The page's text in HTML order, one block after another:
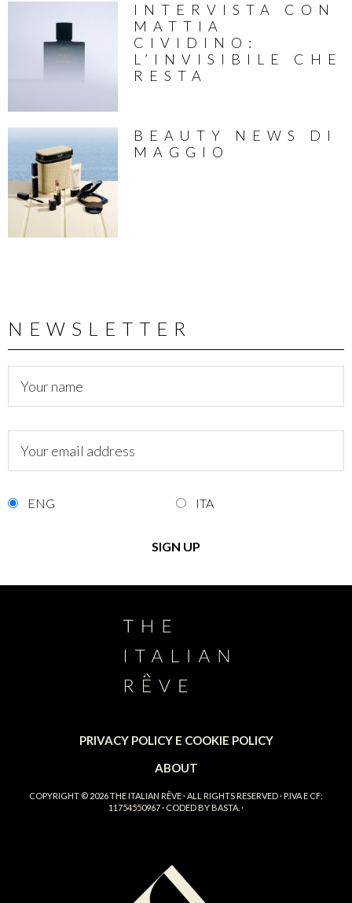
INTERVISTA CON
MATTIA
CIVIDINO:
L’INVISIBILE CHE
RESTA
BEAUTY NEWS DI
MAGGIO
NEWSLETTER
ENG ITA
PRIVACY POLICY E COOKIE POLICY
ABOUT
COPYRIGHT © 2026THE ITALIAN RÊVE· ALL RIGHTS RESERVED · P.IVA E CF:
11754550967 · CODED BY BASTA. ·